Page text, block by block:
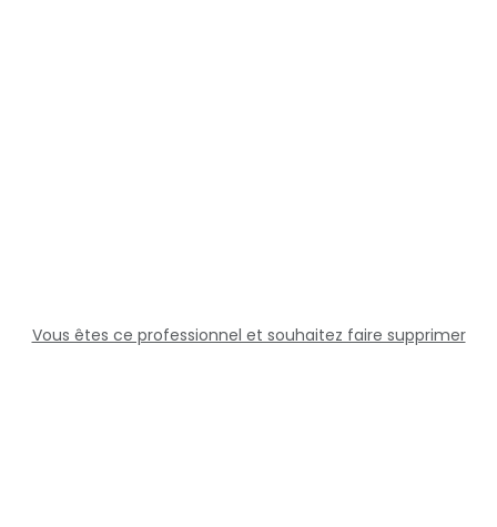
Vous êtes ce professionnel et souhaitez faire supprimer